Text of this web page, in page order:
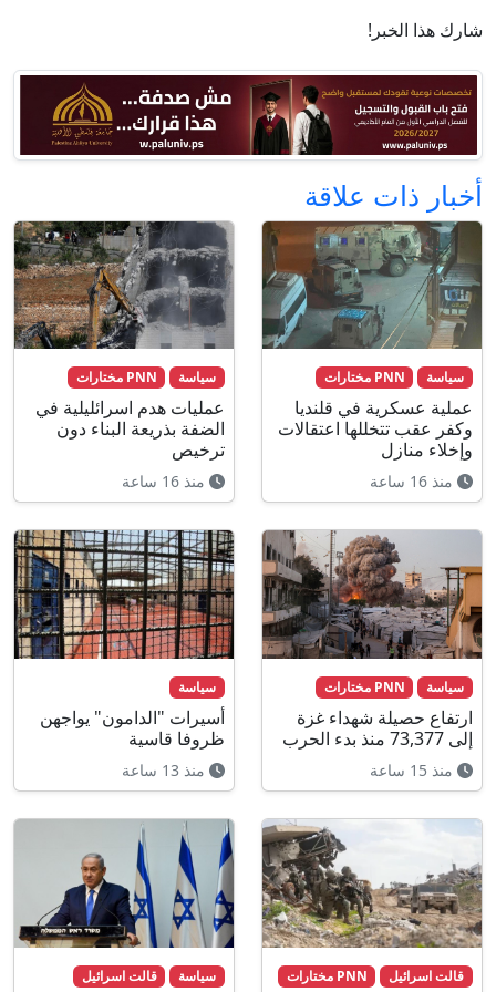
شارك هذا الخبر!
أخبار ذات علاقة
سياسة PNN مختارات
عملية عسكرية في قلنديا
وكفر عقب تتخللها اعتقالات
وإخلاء منازل
منذ 16 ساعة
سياسة PNN مختارات
عمليات هدم اسرائليلية في
الضفة بذريعة البناء دون
ترخيص
منذ 16 ساعة
سياسة PNN مختارات
ارتفاع حصيلة شهداء غزة
إلى 73,377 منذ بدء الحرب
منذ 15 ساعة
سياسة
أسيرات "الدامون" يواجهن
ظروفا قاسية
منذ 13 ساعة
قالت اسرائيل PNN مختارات سياسة قالت اسرائيل